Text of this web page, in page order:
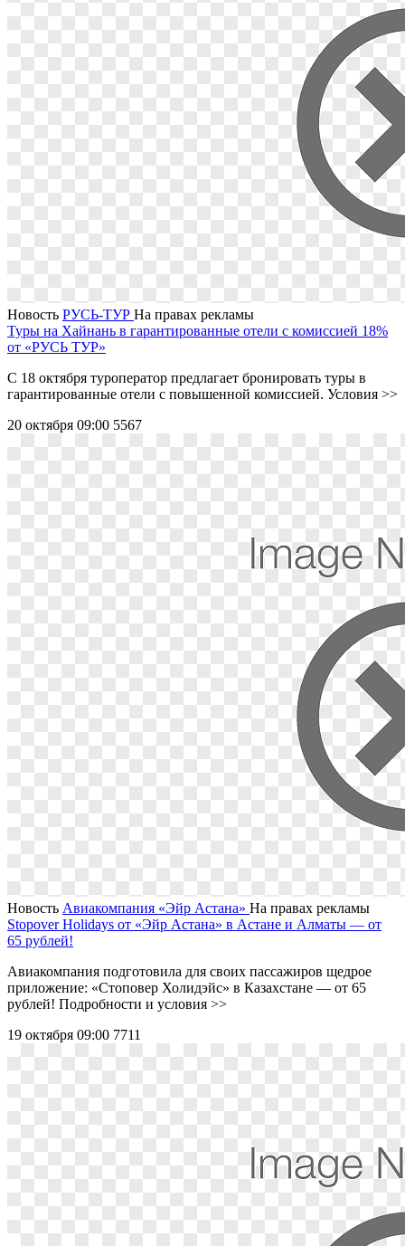
Новость РУСЬ-ТУР На правах рекламы
Туры на Хайнань в гарантированные отели с комиссией 18%
от «РУСЬ ТУР»
С 18 октября туроператор предлагает бронировать туры в
гарантированные отели с повышенной комиссией. Условия >>
20 октября 09:00 5567
Новость Авиакомпания «Эйр Астана» На правах рекламы
Stopover Holidays от «Эйр Астана» в Астане и Алматы — от
65 рублей!
Авиакомпания подготовила для своих пассажиров щедрое
приложение: «Стоповер Холидэйс» в Казахстане — от 65
рублей! Подробности и условия >>
19 октября 09:00 7711